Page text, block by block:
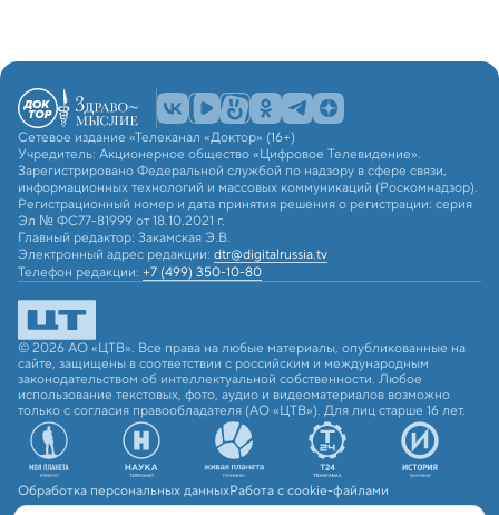
Сетевое издание «Телеканал «Доктор» (16+)
Учредитель: Акционерное общество «Цифровое Телевидение».
Зарегистрировано Федеральной службой по надзору в сфере связи,
информационных технологий и массовых коммуникаций (Роскомнадзор).
Регистрационный номер и дата принятия решения о регистрации: серия
Эл № ФС77-81999 от 18.10.2021 г.
Главный редактор: Закамская Э.В.
Электронный адрес редакции: dtr@digitalrussia.tv
Телефон редакции: +7 (499) 350-10-80
© 2026 АО «ЦТВ». Все права на любые материалы, опубликованные на
сайте, защищены в соответствии с российским и международным
законодательством об интеллектуальной собственности. Любое
использование текстовых, фото, аудио и видеоматериалов возможно
только с согласия правообладателя (АО «ЦТВ»). Для лиц старше 16 лет.
Обработка персональных данныхРабота с cookie-файлами